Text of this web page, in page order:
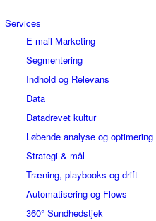
Services
E-mail Marketing
Segmentering
Indhold og Relevans
Data
Datadrevet kultur
Løbende analyse og optimering
Strategi & mål
Træning, playbooks og drift
Automatisering og Flows
360° Sundhedstjek